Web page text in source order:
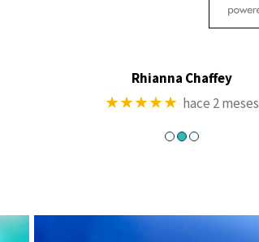
Arizona850
★★★★★ hace 2 meses
●●●